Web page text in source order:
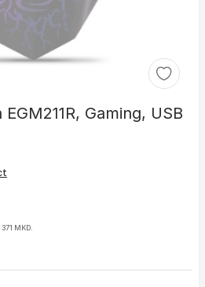
Gaming, USB
MKD.